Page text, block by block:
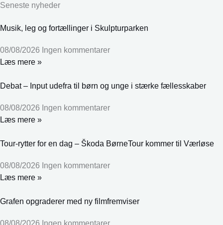
Seneste nyheder
Musik, leg og fortællinger i Skulpturparken
08/08/2026 Ingen kommentarer
Læs mere »
Debat – Input udefra til børn og unge i stærke fællesskaber
08/08/2026 Ingen kommentarer
Læs mere »
Tour-rytter for en dag – Škoda BørneTour kommer til Værløse
08/08/2026 Ingen kommentarer
Læs mere »
Grafen opgraderer med ny filmfremviser
08/08/2026 Ingen kommentarer